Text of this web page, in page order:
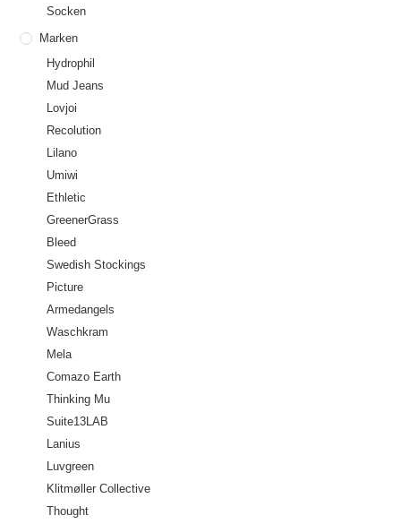
Socken
Marken
Hydrophil
Mud Jeans
Lovjoi
Recolution
Lilano
Umiwi
Ethletic
GreenerGrass
Bleed
Swedish Stockings
Picture
Armedangels
Waschkram
Mela
Comazo Earth
Thinking Mu
Suite13LAB
Lanius
Luvgreen
Klitmøller Collective
Thought